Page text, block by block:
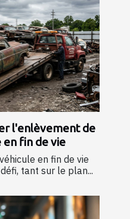
l'enlèvement de
fin de vie
en fin de vie
tant sur le plan...